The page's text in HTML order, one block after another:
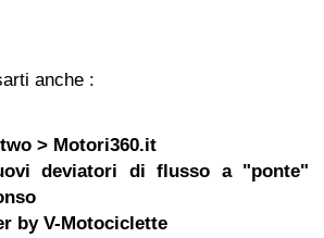
anche :
> Motori360.it
deviatori di flusso a "ponte"
by V-Motociclette